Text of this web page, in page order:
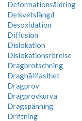
Deformationsåldring
Delsvetslängd
Desoxidation
Diffusion
Dislokation
Dislokationsrörelse
Dragbrotschning
Draghållfasthet
Dragprov
Dragprovkurva
Dragspänning
Driftning